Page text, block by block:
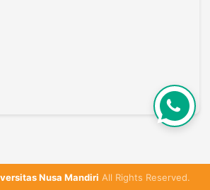
Nusa Mandiri All Rights Reserved.